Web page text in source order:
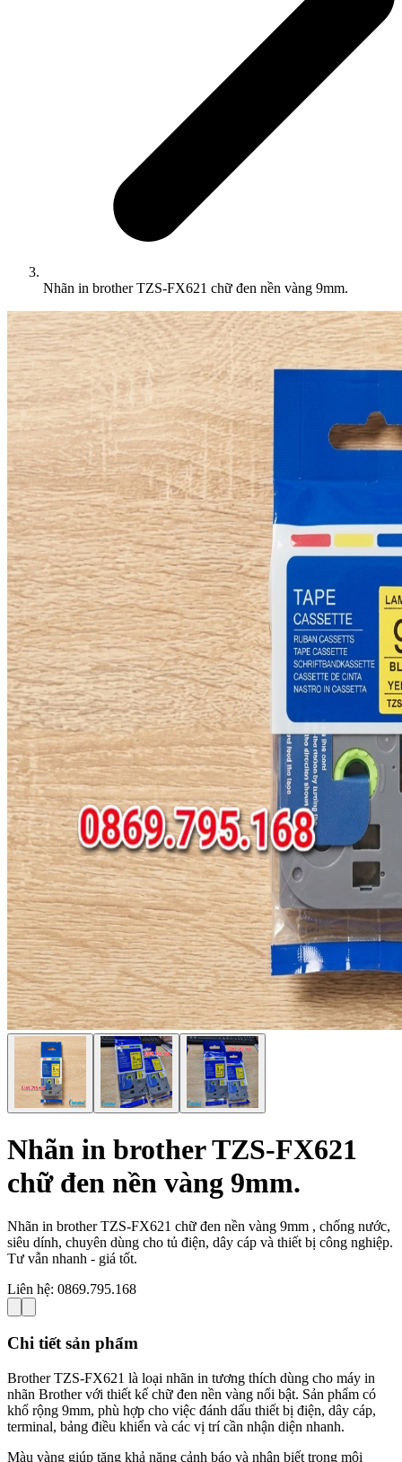
Nhãn in brother TZS-FX621 chữ đen nền vàng 9mm.
Nhãn in brother TZS-FX621
chữ đen nền vàng 9mm.
Nhãn in brother TZS-FX621 chữ đen nền vàng 9mm , chống nước,
siêu dính, chuyên dùng cho tủ điện, dây cáp và thiết bị công nghiệp.
Tư vẫn nhanh - giá tốt.
Liên hệ: 0869.795.168
Chi tiết sản phẩm
Brother TZS-FX621 là loại nhãn in tương thích dùng cho máy in
nhãn Brother với thiết kế chữ đen nền vàng nổi bật. Sản phẩm có
khổ rộng 9mm, phù hợp cho việc đánh dấu thiết bị điện, dây cáp,
terminal, bảng điều khiển và các vị trí cần nhận diện nhanh.
Màu vàng giúp tăng khả năng cảnh báo và nhận biết trong môi